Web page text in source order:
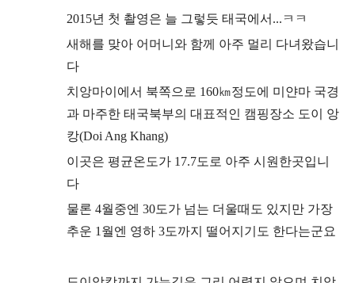
2015년 첫 촬영은 늘 그렇듯 태국에서 ...ㅋㅋ
새해를 맞아 어머니와 함께 아주 멀리 다녀왔습니
다
치앙마이에서 북쪽으로 160㎞정도에 미얀마 국경
과 마주한 태국북부의 대표적인 캠핑장소 도이 앙
캉(Doi Ang Khang)
이곳은 평균온도가 17.7도 로 아주 시원한곳입니
다
물론 4월중엔 30도가 넘는 더울때도 있지만 가장
추운 1월엔 영하 3도까지 떨어지기도 한다는군요